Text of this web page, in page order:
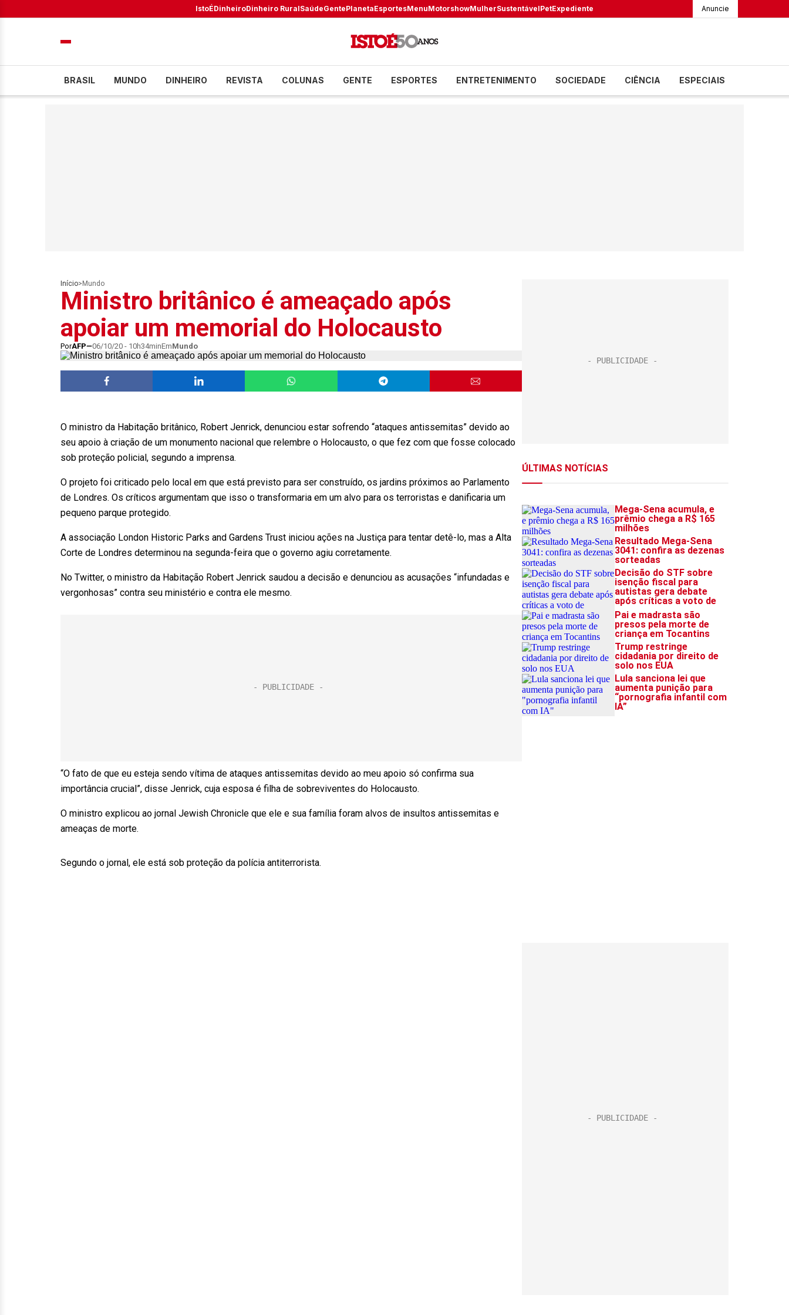
IstoÉDinheiroDinheiro RuralSaúdeGentePlanetaEsportesMenuMotorshowMulherSustentávelPetExpediente Anuncie
BRASIL MUNDO DINHEIRO REVISTA COLUNAS GENTE ESPORTES ENTRETENIMENTO SOCIEDADE CIÊNCIA ESPECIAIS
Início> Mundo
Ministro britânico é ameaçado após
apoiar um memorial do Holocausto
PorAFP 06/10/20 - 10h34minEmMundo
O ministro da Habitação britânico, Robert Jenrick, denunciou estar sofrendo “ataques antissemitas” devido ao
seu apoio à criação de um monumento nacional que relembre o Holocausto, o que fez com que fosse colocado
sob proteção policial, segundo a imprensa.
O projeto foi criticado pelo local em que está previsto para ser construído, os jardins próximos ao Parlamento
de Londres. Os críticos argumentam que isso o transformaria em um alvo para os terroristas e danificaria um
pequeno parque protegido.
A associação London Historic Parks and Gardens Trust iniciou ações na Justiça para tentar detê-lo, mas a Alta
Corte de Londres determinou na segunda-feira que o governo agiu corretamente.
No Twitter, o ministro da Habitação Robert Jenrick saudou a decisão e denunciou as acusações “infundadas e
vergonhosas” contra seu ministério e contra ele mesmo.
“O fato de que eu esteja sendo vítima de ataques antissemitas devido ao meu apoio só confirma sua
importância crucial”, disse Jenrick, cuja esposa é filha de sobreviventes do Holocausto.
O ministro explicou ao jornal Jewish Chronicle que ele e sua família foram alvos de insultos antissemitas e
ameaças de morte.
Segundo o jornal, ele está sob proteção da polícia antiterrorista.